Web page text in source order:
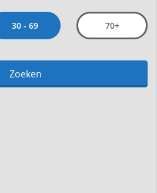
30 - 69 70+
Zoeken